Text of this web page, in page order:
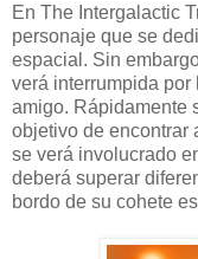
En The Intergalactic
personaje que se
espacial. Sin
verá interrumpida
amigo. Rápidamente
objetivo de encontrar
se verá involucrado
deberá superar
bordo de su cohete